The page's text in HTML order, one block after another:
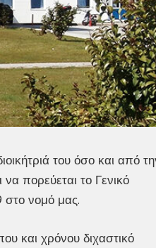
του όσο και από
να πορεύεται το Γενικό
στο νομό μας.
και χρόνου διχαστικό